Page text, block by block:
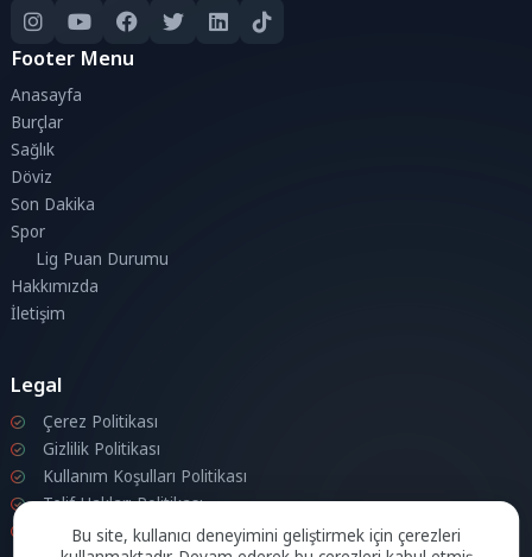
Footer Menu
Anasayfa
Burçlar
Sağlık
Döviz
Son Dakika
Spor
Lig Puan Durumu
Hakkımızda
İletişim
Legal
Çerez Politikası
Gizlilik Politikası
Kullanım Koşulları Politikası
Telif Hakları Politikası
İletişim
Bu site, kullanıcı deneyimini geliştirmek için çerezleri